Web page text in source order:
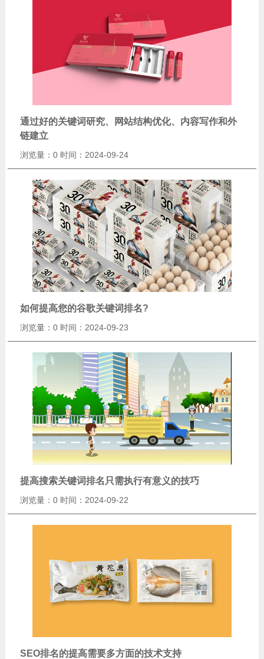
通过好的关键词研究、网站结构优化、内容写作和外
链建立
浏览量：0 时间：2024-09-24
如何提高您的谷歌关键词排名?
浏览量：0 时间：2024-09-23
提高搜索关键词排名只需执行有意义的技巧
浏览量：0 时间：2024-09-22
SEO排名的提高需要多方面的技术支持